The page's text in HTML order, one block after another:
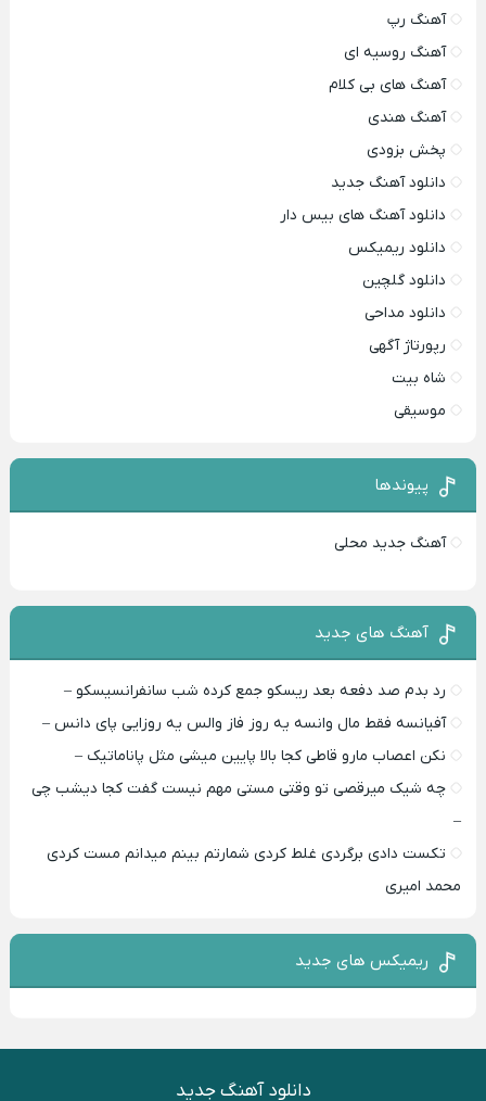
آهنگ رپ
آهنگ روسیه ای
آهنگ های بی کلام
آهنگ هندی
پخش بزودی
دانلود آهنگ جدید
دانلود آهنگ های بیس دار
دانلود ریمیکس
دانلود گلچین
دانلود مداحی
رپورتاژ آگهی
شاه بیت
موسیقی
پیوندها
آهنگ جدید محلی
آهنگ های جدید
رد بدم صد دفعه بعد ریسکو جمع کرده شب سانفرانسیسکو –
آفیانسه فقط مال وانسه یه روز فاز والس یه روزایی پای دانس –
نکن اعصاب مارو قاطی کجا بالا پایین میشی مثل پاناماتیک –
چه شیک میرقصی تو وقتی مستی مهم نیست گفت کجا دیشب چی
–
تکست دادی برگردی غلط کردی شمارتم بینم میدانم مست کردی
محمد امیری
ریمیکس های جدید
دانلود آهنگ جدید